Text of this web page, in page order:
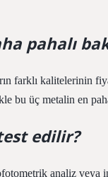
pahalı
farklı kalitelerinin
bu üç metalin en
edilir?
analiz veya